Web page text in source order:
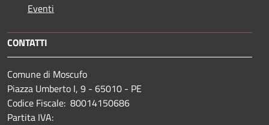
Eventi
CONTATTI
Comune di Moscufo
Piazza Umberto I, 9 - 65010 - PE
Codice Fiscale: 80014150686
Partita IVA: